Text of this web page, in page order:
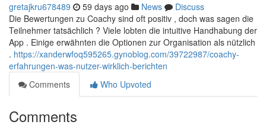
gretajkru678489 59 days ago News
Discuss
Die Bewertungen zu Coachy sind oft positiv , doch was sagen die
Teilnehmer tatsächlich ? Viele lobten die intuitive Handhabung der
App . Einige erwähnten die Optionen zur Organisation als nützlich
. https://xanderwfoq595265.gynoblog.com/39722987/coachy-
erfahrungen-was-nutzer-wirklich-berichten
Comments
Who Upvoted
Comments